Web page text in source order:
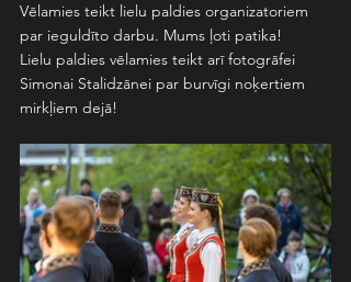
Vēlamies teikt lielu paldies organizatoriem
par ieguldīto darbu. Mums ļoti patika!
Lielu paldies vēlamies teikt arī fotogrāfei
Simonai Stalidzānei par burvīgi noķertiem
mirkļiem dejā!